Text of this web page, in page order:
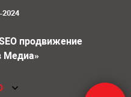
продвижение
Медиа»